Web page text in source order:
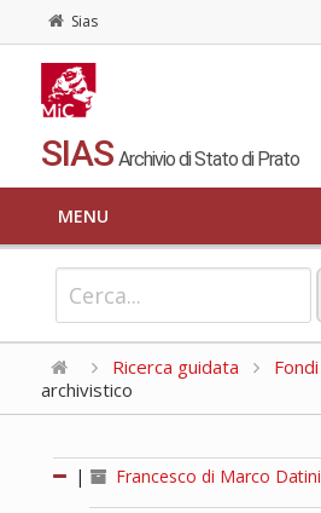
Sias
SIAS Archivio di Stato di Prato
MENU
Ricerca guidata Fondi
archivistico
| Francesco di Marco Datini